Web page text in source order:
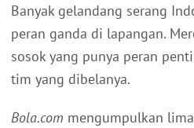
Banyak gelandang serang
peran ganda di lapangan.
sosok yang punya peran
tim yang dibelanya.
Bola.com mengumpulkan